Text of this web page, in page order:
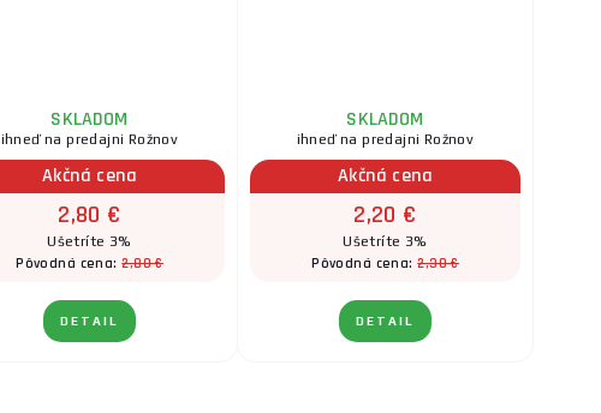
SKLADOM
ihneď na predajni Rožnov
Akčná cena
2,80 €
Ušetríte 3%
Pôvodná cena:2,80 €
DETAIL
SKLADOM
ihneď na predajni Rožnov
Akčná cena
2,20 €
Ušetríte 3%
Pôvodná cena:2,30 €
DETAIL